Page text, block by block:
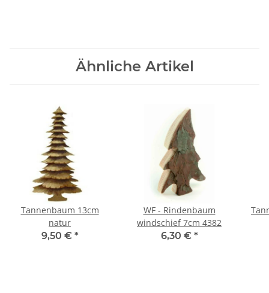
Ähnliche Artikel
Tannenbaum 13cm
natur
9,50 € *
WF - Rindenbaum
windschief 7cm 4382
6,30 € *